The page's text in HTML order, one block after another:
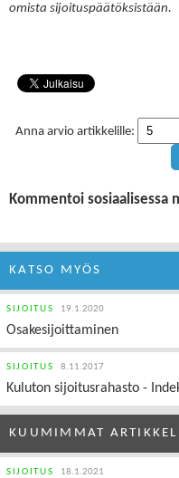
omista sijoituspäätöksistään.
Anna arvio artikkelille:
Kommentoi sosiaalisessa
KATSO MYÖS
SIJOITUS 19.1.2020
Osakesijoittaminen
SIJOITUS 8.11.2017
Kuluton sijoitusrahasto -
KUUMIMMAT
SIJOITUS 18.1.2021